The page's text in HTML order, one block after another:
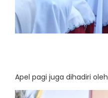
Apel pagi juga dihadiri oleh